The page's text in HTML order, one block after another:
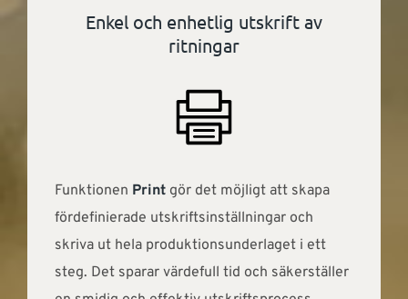
Enkel och enhetlig utskrift av
ritningar
Funktionen Print gör det möjligt att skapa
fördefinierade utskriftsinställningar och
skriva ut hela produktionsunderlaget i ett
steg. Det sparar värdefull tid och säkerställer